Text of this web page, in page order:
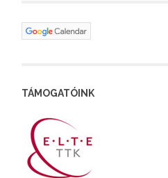
TÁMOGATÓINK